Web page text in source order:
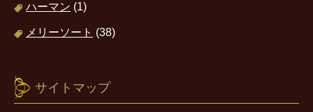
ハーマン (1)
メリーソート (38)
サイトマップ